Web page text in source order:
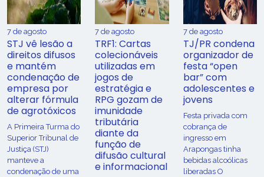
7 de agosto
STJ vê lesão a
direitos difusos
e mantém
condenação de
empresa por
alterar fórmula
de agrotóxicos
​A Primeira Turma do
Superior Tribunal de
Justiça (STJ)
manteve a
condenação de uma
7 de agosto
TRF1: Cartas
colecionáveis
utilizadas em
jogos de
estratégia e
RPG gozam de
imunidade
tributária
diante da
função de
difusão cultural
e informacional
7 de agosto
TJ/PR condena
organizador de
festa “open
bar” com
adolescentes e
jovens
Festa privada com
cobrança de
ingresso em
Arapongas tinha
bebidas alcoólicas
liberadas O